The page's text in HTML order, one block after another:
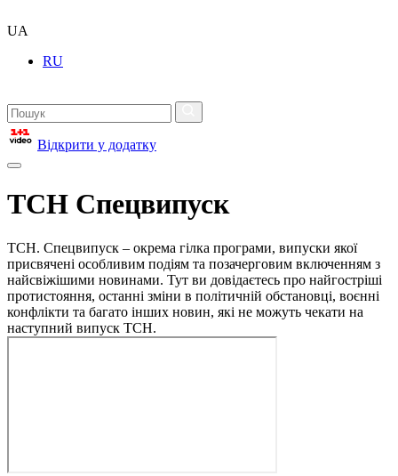
UA
RU
Відкрити у додатку
ТСН Спецвипуск
ТСН. Спецвипуск – окрема гілка програми, випуски якої
присвячені особливим подіям та позачерговим включенням з
найсвіжішими новинами. Тут ви довідаєтесь про найгостріші
протистояння, останні зміни в політичній обстановці, воєнні
конфлікти та багато інших новин, які не можуть чекати на
наступний випуск ТСН.